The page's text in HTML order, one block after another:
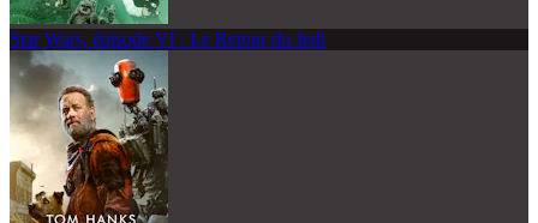
Star Wars, épisode VI : Le Retour du Jedi